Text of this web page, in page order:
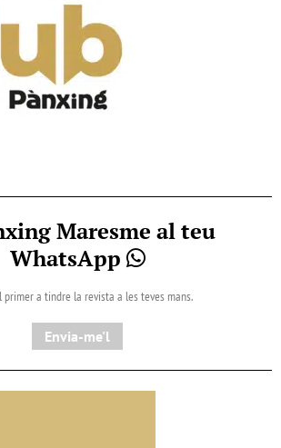
Maresme al teu
WhatsApp
primer a tindre la revista a les teves mans.
Envia-me'l